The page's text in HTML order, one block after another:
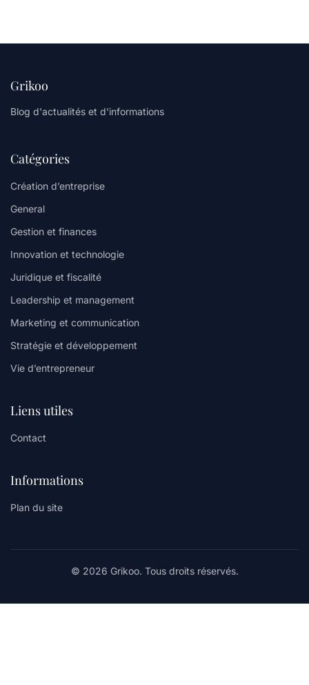
Grikoo
Blog d'actualités et d'informations
Catégories
Création d’entreprise
General
Gestion et finances
Innovation et technologie
Juridique et fiscalité
Leadership et management
Marketing et communication
Stratégie et développement
Vie d’entrepreneur
Liens utiles
Contact
Informations
Plan du site
© 2026 Grikoo. Tous droits réservés.